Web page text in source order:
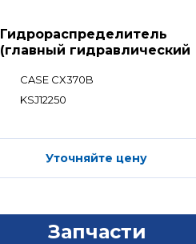
Гидрораспределитель
(главный гидравлический
CASE CX370B
KSJ12250
Уточняйте цену
Запчасти